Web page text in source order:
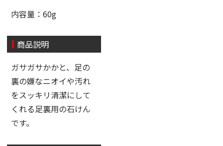
内容量：60g
商品説明
ガサガサかかと、足の
裏の嫌なニオイや汚れ
をスッキリ清潔にして
くれる足裏用の石けん
です。